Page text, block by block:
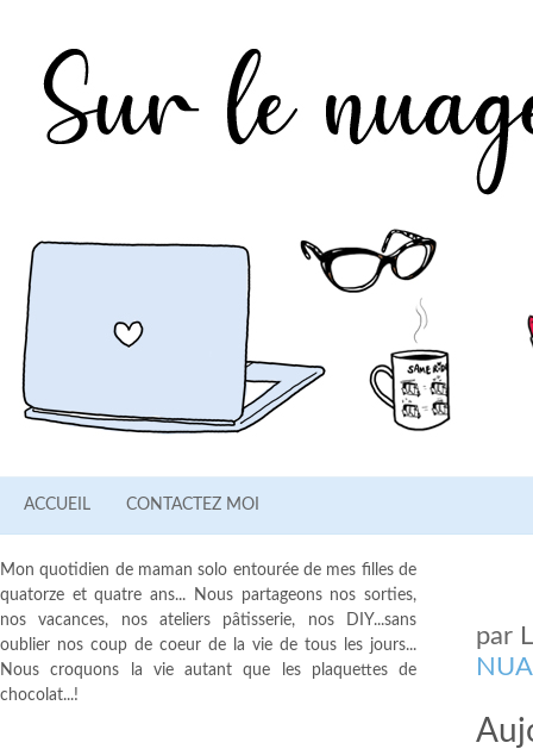
ACCUEIL CONTACTEZ MOI
par
Mon quotidien de maman solo entourée de mes filles de
quatorze et quatre ans... Nous partageons nos sorties,
nos vacances, nos ateliers pâtisserie, nos DIY...sans
oublier nos coup de coeur de la vie de tous les jours...
Nous croquons la vie autant que les plaquettes de
chocolat...!